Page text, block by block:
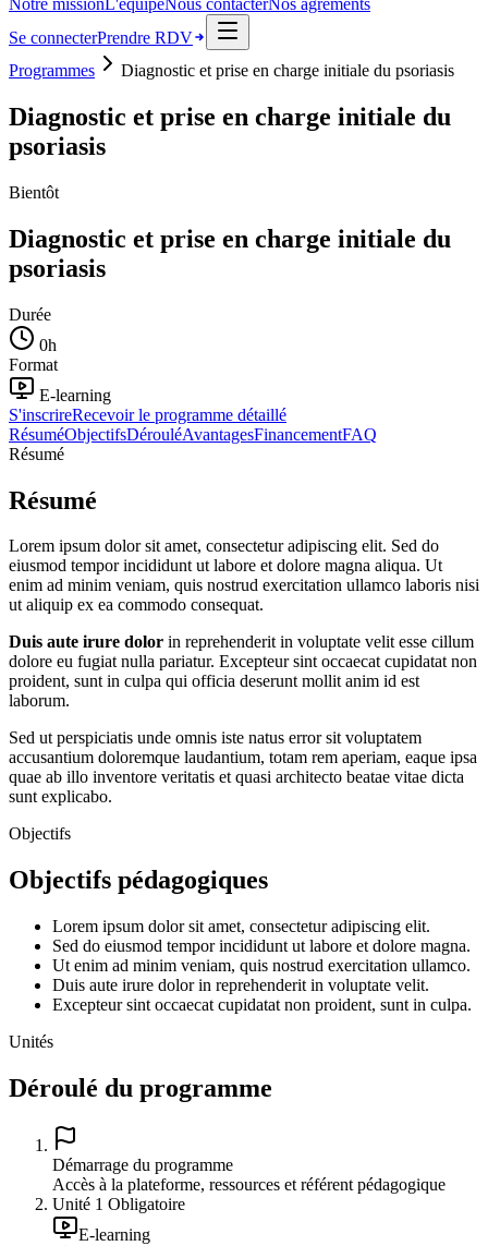
Notre missionL'équipeNous contacterNos agréments
Se connecterPrendre RDV
Programmes
Diagnostic et prise en charge initiale du psoriasis
Diagnostic et prise en charge initiale du
psoriasis
Bientôt
Diagnostic et prise en charge initiale du
psoriasis
Durée
0h
Format
E-learning
S'inscrireRecevoir le programme détaillé
RésuméObjectifsDérouléAvantagesFinancementFAQ
Résumé
Résumé
Lorem ipsum dolor sit amet, consectetur adipiscing elit. Sed do
eiusmod tempor incididunt ut labore et dolore magna aliqua. Ut
enim ad minim veniam, quis nostrud exercitation ullamco laboris nisi
ut aliquip ex ea commodo consequat.
Duis aute irure dolor in reprehenderit in voluptate velit esse cillum
dolore eu fugiat nulla pariatur. Excepteur sint occaecat cupidatat non
proident, sunt in culpa qui officia deserunt mollit anim id est
laborum.
Sed ut perspiciatis unde omnis iste natus error sit voluptatem
accusantium doloremque laudantium, totam rem aperiam, eaque ipsa
quae ab illo inventore veritatis et quasi architecto beatae vitae dicta
sunt explicabo.
Objectifs
Objectifs pédagogiques
Lorem ipsum dolor sit amet, consectetur adipiscing elit.
Sed do eiusmod tempor incididunt ut labore et dolore magna.
Ut enim ad minim veniam, quis nostrud exercitation ullamco.
Duis aute irure dolor in reprehenderit in voluptate velit.
Excepteur sint occaecat cupidatat non proident, sunt in culpa.
Unités
Déroulé du programme
Démarrage du programme
Accès à la plateforme, ressources et référent pédagogique
Unité 1 Obligatoire
E-learning